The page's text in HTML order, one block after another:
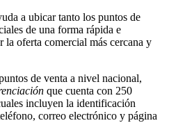
a ubicar tanto los puntos de
de una forma rápida e
oferta comercial más cercana y
de venta a nivel nacional,
que cuenta con 250
incluyen la identificación
correo electrónico y página